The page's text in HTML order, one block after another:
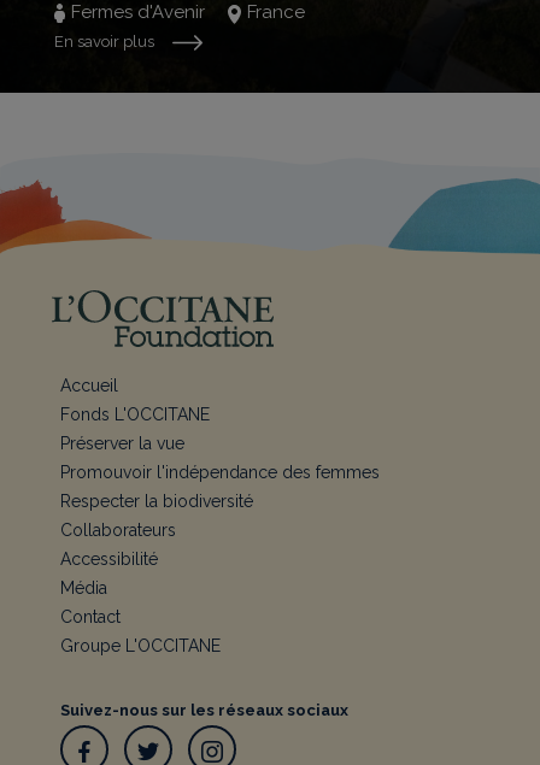
Fermes d'Avenir France
En savoir plus
Accueil
Fonds L'OCCITANE
Préserver la vue
Promouvoir l'indépendance des femmes
Respecter la biodiversité
Collaborateurs
Accessibilité
Média
Contact
Groupe L'OCCITANE
Suivez-nous sur les réseaux sociaux